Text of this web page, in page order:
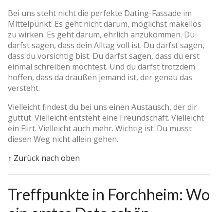
Bei uns steht nicht die perfekte Dating-Fassade im
Mittelpunkt. Es geht nicht darum, möglichst makellos
zu wirken. Es geht darum, ehrlich anzukommen. Du
darfst sagen, dass dein Alltag voll ist. Du darfst sagen,
dass du vorsichtig bist. Du darfst sagen, dass du erst
einmal schreiben möchtest. Und du darfst trotzdem
hoffen, dass da draußen jemand ist, der genau das
versteht.
Vielleicht findest du bei uns einen Austausch, der dir
guttut. Vielleicht entsteht eine Freundschaft. Vielleicht
ein Flirt. Vielleicht auch mehr. Wichtig ist: Du musst
diesen Weg nicht allein gehen.
↑ Zurück nach oben
Treffpunkte in Forchheim: Wo